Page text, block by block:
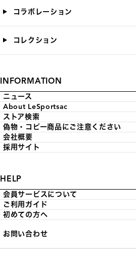
コラボレーション
コレクション
INFORMATION
ニュース
About LeSportsac
ストア検索
偽物・コピー商品にご注意ください
会社概要
採用サイト
HELP
会員サービスについて
ご利用ガイド
初めての方へ
お問い合わせ